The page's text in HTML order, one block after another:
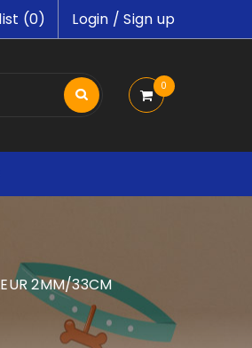
Login /Sign up
(0)
0
2MM/33CM